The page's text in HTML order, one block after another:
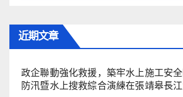
近期文章
政企聯動強化救援，築牢水上施工安
防汛暨水上搜救綜合演練在張靖皋長